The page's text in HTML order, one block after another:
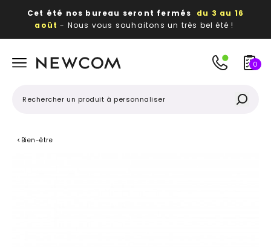
Cet été nos bureau seront fermés du 3 au 16
août - Nous vous souhaitons un très bel été !
publicitaires
0
< Bien-être